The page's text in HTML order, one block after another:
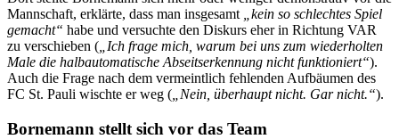
Mannschaft, erklärte, dass man insgesamt
„kein so schlechtes Spiel
gemacht“ habe und versuchte den Diskurs eher in Richtung VAR
zu verschieben ( „Ich frage mich, warum bei uns zum wiederholten
Male die halbautomatische Abseitserkennung nicht funktioniert“).
Auch die Frage nach dem vermeintlich fehlenden Aufbäumen des
FC St. Pauli wischte er weg ( „Nein, überhaupt nicht. Gar nicht.“).
Bornemann stellt sich vor das Team